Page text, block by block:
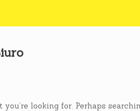
looking for. Perhaps